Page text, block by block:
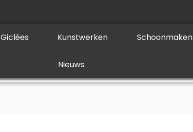
Giclées Kunstwerken Schoonmaken
Nieuws